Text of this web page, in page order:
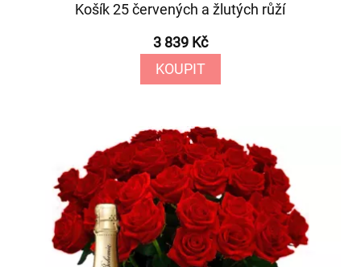
Košík 25 červených a žlutých růží
3 839 Kč
KOUPIT